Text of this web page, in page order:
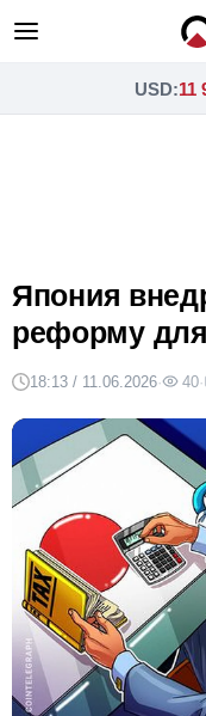
USD:11
Япония
реформу
18:13 / 11.06.2026· 40·